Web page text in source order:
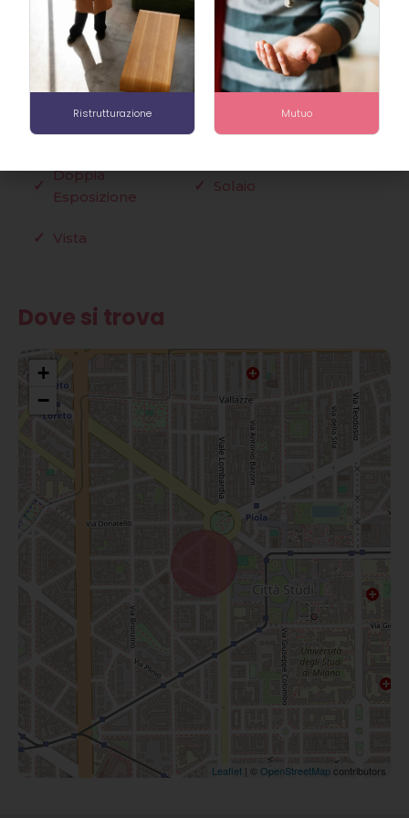
spazi in base alle proprie esigenze
Caratteristiche
Balcone Cantina
Doppia
Esposizione
Solaio
Vista
Dove si trova
+
−
Leaflet | © OpenStreetMapcontributors
Ristrutturazione Mutuo